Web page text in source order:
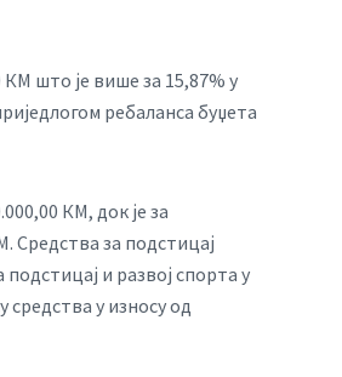
КМ што је више за 15,87% у
ребаланса буџета
КМ, док је за
Средства за подстицај
и развој спорта у
средства у износу од